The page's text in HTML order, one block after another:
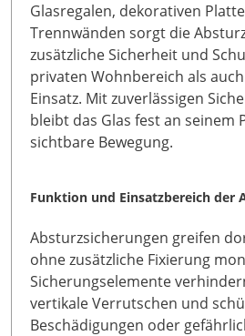
Glasregalen, dekorativen
Trennwänden sorgt die
zusätzliche Sicherheit und
privaten Wohnbereich als
Einsatz. Mit zuverlässigen
bleibt das Glas fest an seinem
sichtbare Bewegung.
Funktion und Einsatzbereich der
Absturzsicherungen greifen
ohne zusätzliche Fixierung
Sicherungselemente
vertikale Verrutschen und
Beschädigungen oder